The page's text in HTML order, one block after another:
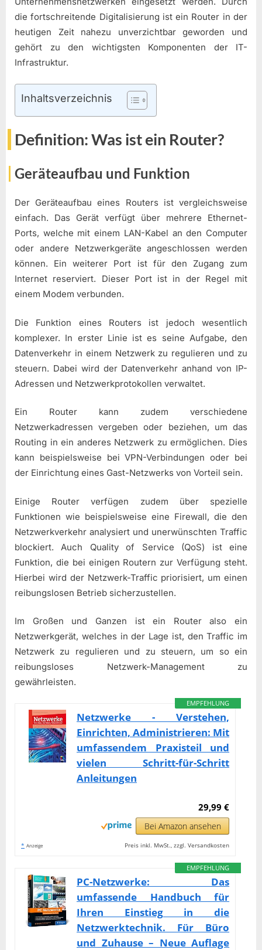
die fortschreitende Digitalisierung ist ein Router in der
heutigen Zeit nahezu unverzichtbar geworden und
gehört zu den wichtigsten Komponenten der IT-
Infrastruktur.
Inhaltsverzeichnis
Definition: Was ist ein Router?
Geräteaufbau und Funktion
Der Geräteaufbau eines Routers ist vergleichsweise
einfach. Das Gerät verfügt über mehrere Ethernet-
Ports, welche mit einem LAN-Kabel an den Computer
oder andere Netzwerkgeräte angeschlossen werden
können. Ein weiterer Port ist für den Zugang zum
Internet reserviert. Dieser Port ist in der Regel mit
einem Modem verbunden.
Die Funktion eines Routers ist jedoch wesentlich
komplexer. In erster Linie ist es seine Aufgabe, den
Datenverkehr in einem Netzwerk zu regulieren und zu
steuern. Dabei wird der Datenverkehr anhand von IP-
Adressen und Netzwerkprotokollen verwaltet.
Ein Router kann zudem verschiedene
Netzwerkadressen vergeben oder beziehen, um das
Routing in ein anderes Netzwerk zu ermöglichen. Dies
kann beispielsweise bei VPN-Verbindungen oder bei
der Einrichtung eines Gast-Netzwerks von Vorteil sein.
Einige Router verfügen zudem über spezielle
Funktionen wie beispielsweise eine Firewall, die den
Netzwerkverkehr analysiert und unerwünschten Traffic
blockiert. Auch Quality of Service (QoS) ist eine
Funktion, die bei einigen Routern zur Verfügung steht.
Hierbei wird der Netzwerk-Traffic priorisiert, um einen
reibungslosen Betrieb sicherzustellen.
Im Großen und Ganzen ist ein Router also ein
Netzwerkgerät, welches in der Lage ist, den Traffic im
Netzwerk zu regulieren und zu steuern, um so ein
reibungsloses Netzwerk-Management zu
gewährleisten.
EMPFEHLUNG
Netzwerke - Verstehen,
Einrichten, Administrieren: Mit
umfassendem Praxisteil und
vielen Schritt-für-Schritt
Anleitungen
29,99 €
Bei Amazon ansehen
* Anzeige Preis inkl. MwSt., zzgl. Versandkosten
EMPFEHLUNG
PC-Netzwerke: Das
umfassende Handbuch für
Ihren Einstieg in die
Netzwerktechnik. Für Büro
und Zuhause – Neue Auflage